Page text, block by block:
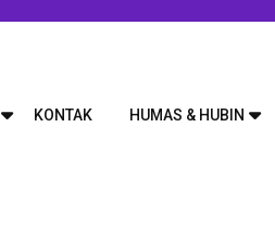
KONTAK HUMAS & HUBIN